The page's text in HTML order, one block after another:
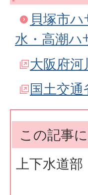
貝塚市
水・高潮ハ
大阪府河
国土交通
この記事
上下水道